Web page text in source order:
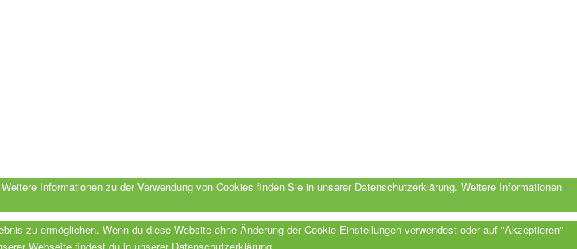
Informationen zu der Verwendung von Cookies finden Sie in unserer Datenschutzerklärung. Weitere Informationen
zu ermöglichen. Wenn du diese Website ohne Änderung der Cookie-Einstellungen verwendest oder auf "Akzeptieren"